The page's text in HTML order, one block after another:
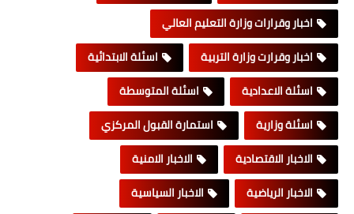
اخبار وقرارات وزارة التعليم العالي
اخبار وقرارت وزارة التربية
اسئلة الابتدائية
اسئلة الاعدادية
اسئلة المتوسطة
اسئلة وزارية
استمارة القبول المركزي
الاخبار الاقتصادية
الاخبار الامنية
الاخبار الرياضية
الاخبار السياسية